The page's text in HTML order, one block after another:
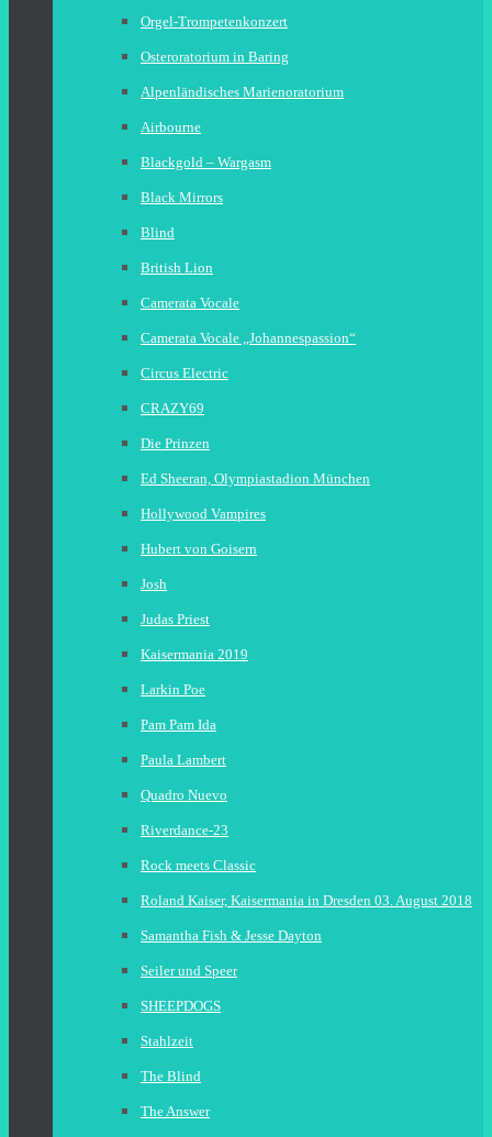
Orgel-Trompetenkonzert
Osteroratorium in Baring
Alpenländisches Marienoratorium
Airbourne
Blackgold – Wargasm
Black Mirrors
Blind
British Lion
Camerata Vocale
Camerata Vocale „Johannespassion“
Circus Electric
CRAZY69
Die Prinzen
Ed Sheeran, Olympiastadion München
Hollywood Vampires
Hubert von Goisern
Josh
Judas Priest
Kaisermania 2019
Larkin Poe
Pam Pam Ida
Paula Lambert
Quadro Nuevo
Riverdance-23
Rock meets Classic
Roland Kaiser, Kaisermania in Dresden 03. August 2018
Samantha Fish & Jesse Dayton
Seiler und Speer
SHEEPDOGS
Stahlzeit
The Blind
The Answer